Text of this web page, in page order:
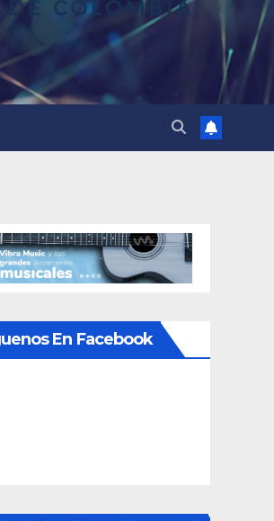
En Facebook